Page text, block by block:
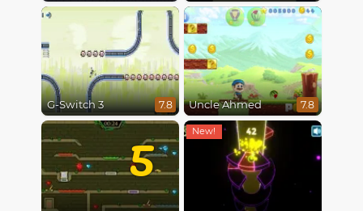
G-Switch 3 7.8 Uncle Ahmed 7.8
5